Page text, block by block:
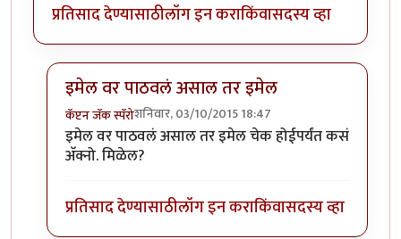
प्रतिसाद देण्यासाठीलॉग इन कराकिंवासदस्य व्हा
इमेल वर पाठवलं असाल तर इमेल
कॅप्टन जॅक स्पॅरोशनिवार, 03/10/2015 18:47
In reply toज्यांनी पाठवलं त्यांच्यासाठीbyसमीर_happy
इमेल वर पाठवलं असाल तर इमेल चेक होईपर्यंत कसं
अ‍ॅक्नो. मिळेल?
प्रतिसाद देण्यासाठीलॉग इन कराकिंवासदस्य व्हा